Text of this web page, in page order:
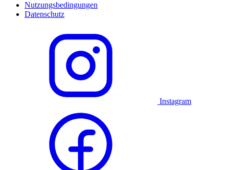
Nutzungsbedingungen
Datenschutz
Instagram